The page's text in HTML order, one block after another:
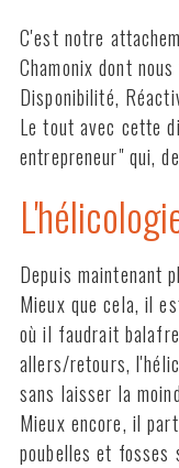
C'est notre
Chamonix dont
Disponibilité,
Le tout avec cette
entrepreneur" qui,
Depuis maintenant
Mieux que cela, il
où il faudrait
allers/retours,
sans laisser la
Mieux encore, il
poubelles et fosses